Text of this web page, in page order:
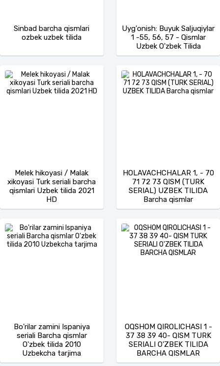
Sinbad barcha qismlari
ozbek uzbek tilida
Uyg'onish: Buyuk Saljuqiylar
1 -55, 56, 57 - Qismlar
Uzbek O'zbek Tilida
Melek hikoyasi / Malak
xikoyasi Turk seriali barcha
qismlari Uzbek tilida 2021
HD
⁣HOLAVACHCHALAR 1, - 70
71 72 73 QISM (TURK
SERIAL) UZBEK TILIDA
Barcha qismlar
Bo'rilar zamini Ispaniya
seriali Barcha qismlar
O'zbek tilida 2010
Uzbekcha tarjima
OQSHOM QIROLICHASI 1 -
37 38 39 40- QISM TURK
SERIALI O'ZBEK TILIDA
BARCHA QISMLAR